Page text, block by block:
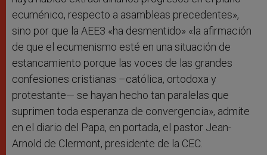
ecuménico, respecto a asambleas precedentes»,
sino por que la AEE3 «ha desmentido» «la afirmación
de que el ecumenismo esté en una situación de
estancamiento porque las voces de las grandes
confesiones cristianas –católica, ortodoxa y
protestante— se hayan hecho tan paralelas que
suprimen toda esperanza de convergencia», admite
en el diario del Papa, en portada, el pastor Jean-
Arnold de Clermont, presidente de la CEC.